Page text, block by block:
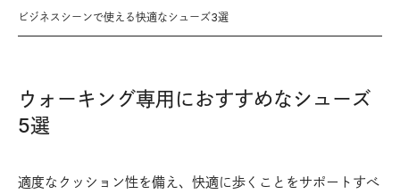
ビジネスシーンで使える快適なシューズ3選
ウォーキング専用におすすめなシューズ
5選
適度なクッション性を備え、快適に歩くことをサポートすべ